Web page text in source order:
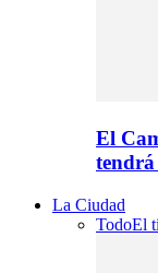
El
La Ciudad
TodoEl